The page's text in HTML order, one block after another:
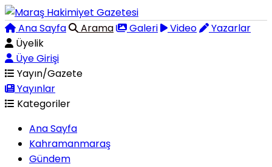
Ana Sayfa Arama Galeri Video
Yazarlar
Üyelik
Üye Girişi
Yayın/Gazete
Yayınlar
Kategoriler
Ana Sayfa
Kahramanmaraş
Gündem